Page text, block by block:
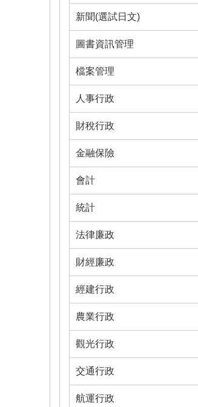
新聞(選試日文)
圖書資訊管理
檔案管理
人事行政
財稅行政
金融保險
會計
統計
法律廉政
財經廉政
經建行政
農業行政
觀光行政
交通行政
航運行政